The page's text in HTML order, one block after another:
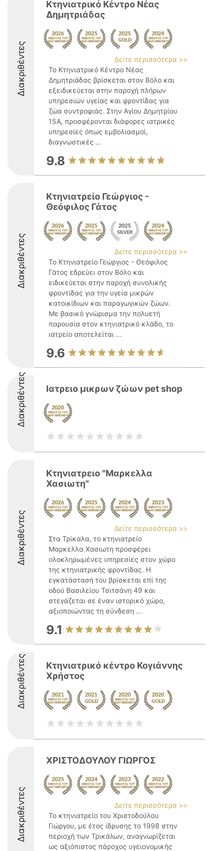
Διακριθέντες
Κτηνιατρικό Κέντρο Νέας
Δημητριάδας
Δείτε περισσότερα >>
Το Κτηνιατρικό Κέντρο Νέας
Δημητριάδας βρίσκεται στον Βόλο και
εξειδικεύεται στην παροχή πλήρων
υπηρεσιών υγείας και φροντίδας για
ζώα συντροφιάς. Στην Αγίου Δημητρίου
15Α, προσφέρονται διάφορες ιατρικές
υπηρεσίες όπως εμβολιασμοί,
διαγνωστικές ...
9.8
Διακριθέντες
Κτηνιατρείο Γεώργιος -
Θεόφιλος Γάτος
Δείτε περισσότερα >>
Το Κτηνιατρείο Γεώργιος - Θεόφιλος
Γάτος εδρεύει στον Βόλο και
ειδικεύεται στην παροχή συνολικής
φροντίδας για την υγεία μικρών
κατοικίδιων και παραγωγικών ζώων.
Με βασικό γνώρισμα την πολυετή
παρουσία στον κτηνιατρικό κλάδο, το
ιατρείο αποτελείται ...
9.6
Διακριθέντες Ιατρειο μικρων ζώων pet shop
Διακριθέντες
Κτηνιατρειο "Μαρκελλα
Χασιωτη"
Δείτε περισσότερα >>
Στα Τρίκαλα, το κτηνιατρείο
Μαρκελλα Χασιωτη προσφέρει
ολοκληρωμένες υπηρεσίες στον χώρο
της κτηνιατρικής φροντίδας. Η
εγκατάστασή του βρίσκεται επί της
οδού Βασιλείου Τσιτσάνη 49 και
στεγάζεται σε έναν ιστορικό χώρο,
αξιοποιώντας τη σύνδεση ...
9.1
Διακριθέντες
Κτηνιατρικό κέντρο Κογιάννης
Χρήστος
Διακριθέντες
ΧΡΙΣΤΟΔΟΥΛΟΥ ΓΙΩΡΓΟΣ
Δείτε περισσότερα >>
Το κτηνιατρείο του Χριστοδούλου
Γιώργου, με έτος ίδρυσης το 1998 στην
περιοχή των Τρικάλων, αναγνωρίζεται
ως αξιόπιστος πάροχος υγειονομικής